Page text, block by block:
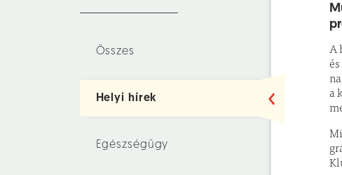
Összes
Helyi hírek
Egészségügy
A
a